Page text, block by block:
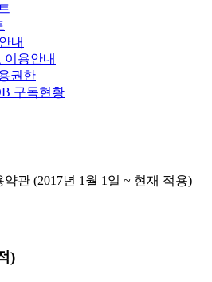
내
이용안내
권한
구독현황
관 (2017년 1월 1일 ~ 현재 적용)
)